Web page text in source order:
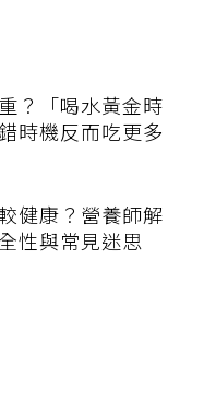
？「喝水黃金時
時機反而吃更多
健康？營養師解
性與常見迷思